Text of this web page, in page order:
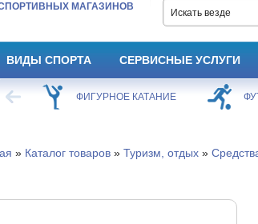
МАГАЗИНОВ
Искать везде
ВИДЫ СПОРТА СЕРВИСНЫЕ УСЛУГИ
ФИГУРНОЕ КАТАНИЕ
» Каталог товаров» Туризм, отдых»